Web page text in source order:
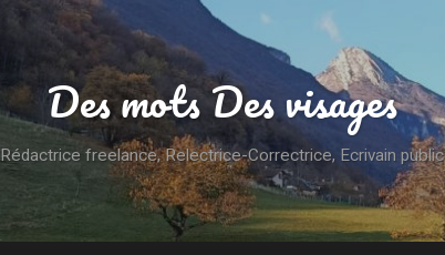
Des mots Des visages
Rédactrice freelance, Relectrice-Correctrice, Ecrivain public